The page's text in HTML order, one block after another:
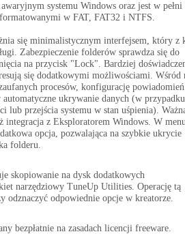
systemu Windows oraz jest w pełni
w FAT, FAT32 i NTFS.
się minimalistycznym interfejsem, który z
Zabezpieczenie folderów sprawdza się do
na przycisk "Lock". Bardziej
się dodatkowymi możliwościami. Wśród
procesów, konfigurację
ukrywanie danych (w przypadku
lub przejścia systemu w stan uśpienia).
integracja z Eksploratorem Windows. W
opcja, pozwalająca na szybkie ukrycie
folderu.
skopiowanie na dysk dodatkowych
narzędziowy TuneUp Utilities. Operację tą
odznaczyć odpowiednie opcje w kreatorze.
bezpłatnie na zasadach licencji freeware.